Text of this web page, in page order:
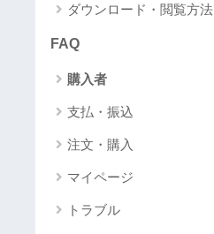
ダウンロード・閲覧方法
FAQ
購入者
支払・振込
注文・購入
マイページ
トラブル